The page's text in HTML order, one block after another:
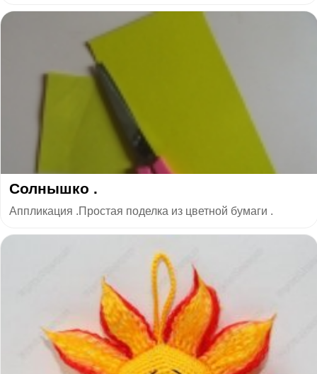
Солнышко .
Аппликация .Простая поделка из цветной бумаги .